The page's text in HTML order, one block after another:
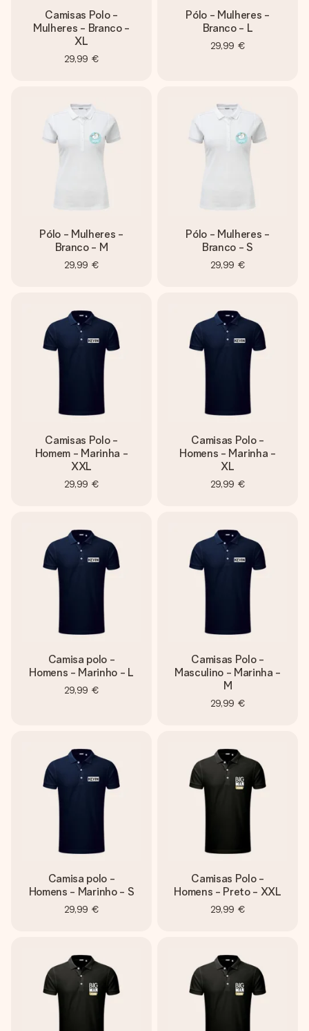
Camisas Polo -
Mulheres - Branco -
XL
29,99 €
Pólo - Mulheres -
Branco - L
29,99 €
Pólo - Mulheres -
Branco - M
29,99 €
Pólo - Mulheres -
Branco - S
29,99 €
Camisas Polo -
Homem - Marinha -
XXL
29,99 €
Camisas Polo -
Homens - Marinha -
XL
29,99 €
Camisa polo -
Homens - Marinho - L
29,99 €
Camisas Polo -
Masculino - Marinha -
M
29,99 €
Camisa polo -
Homens - Marinho - S
29,99 €
Camisas Polo -
Homens - Preto - XXL
29,99 €